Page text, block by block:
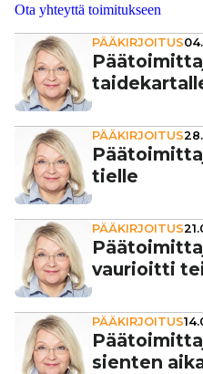
Ota yhteyttä toimitukseen
PÄÄKIRJOITUS
PÄÄKIRJOITUS
tielle
PÄÄKIRJOITUS
vau­ri­oitti
PÄÄKIRJOITUS
sienten